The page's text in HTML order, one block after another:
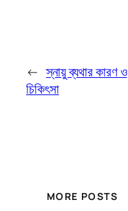
← স্নায়ু ব্যথার কারণ ও
চিকিৎসা
MORE POSTS